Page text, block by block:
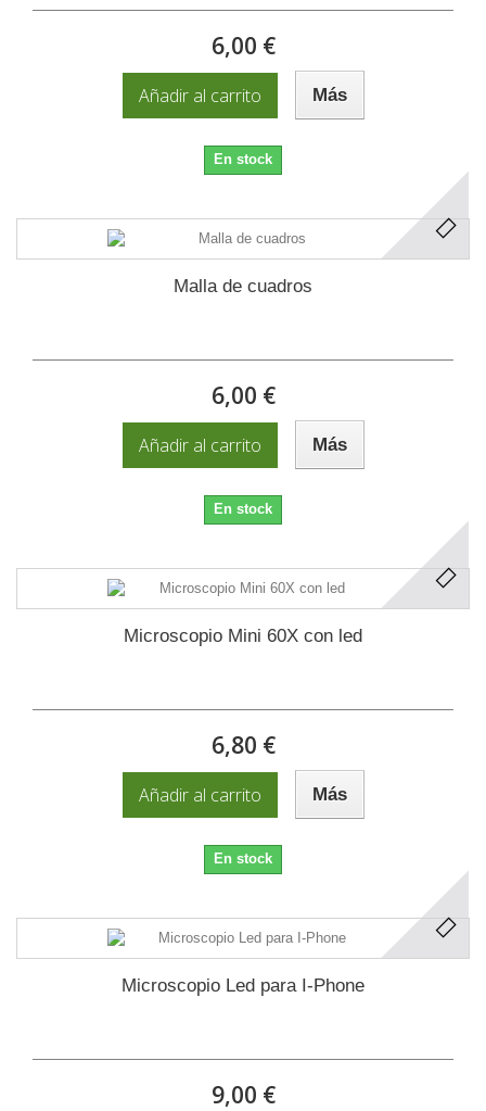
6,00 €
Añadir al carrito Más
En stock
Malla de cuadros
6,00 €
Añadir al carrito Más
En stock
Microscopio Mini 60X con led
6,80 €
Añadir al carrito Más
En stock
Microscopio Led para I-Phone
9,00 €